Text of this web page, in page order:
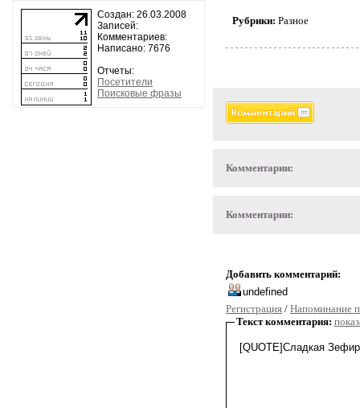
Создан: 26.03.2008
Записей:
Комментариев:
Написано: 7676
Отчеты:
Посетители
Поисковые фразы
Рубрики: Разное
Комментарии:
Комментарии:
Добавить комментарий:
Регистрация / Напоминание
Текст комментария: